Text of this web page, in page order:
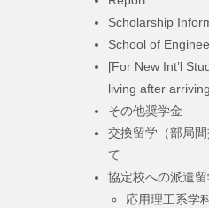
Scholarship
School of
[For New Int’l
living after
その他奨学金
交換留学（部局
て
協定校への派遣
応用理工系学